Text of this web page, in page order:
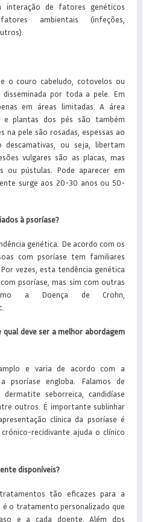
interação de fatores genéticos
ambientais (infeções,
o couro cabeludo, cotovelos ou
por toda a pele. Em
em áreas limitadas. A área
plantas dos pés são também
na pele são rosadas, espessas ao
ou seja, libertam
vulgares são as placas, mas
ou pústulas. Pode aparecer em
surge aos 20-30 anos ou 50-
à psoríase?
genética. De acordo com os
com psoríase tem familiares
vezes, esta tendência genética
psoríase, mas sim com outras
a Doença de Crohn,
deve ser a melhor abordagem
e varia de acordo com a
psoríase engloba. Falamos de
seborreica, candidíase
outros. É importante sublinhar
clínica da psoríase é
recidivante ajuda o clínico
disponíveis?
tão eficazes para a
o tratamento personalizado que
e a cada doente. Além dos